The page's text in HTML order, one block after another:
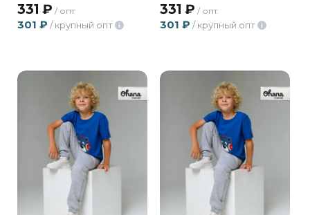
331 ₽ / опт
301 ₽ / крупный опт i
331 ₽ / опт
301 ₽ / крупный опт i